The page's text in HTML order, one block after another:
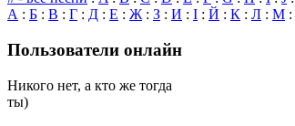
А : Б : В : Г : Д : Е : Ж: З : И : І : Й : К : Л : М :
Пользователи онлайн
Никого нет, а кто же тогда
ты)